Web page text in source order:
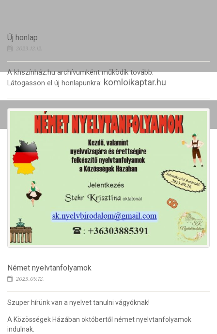
Új honlap
2023.12.12.
A khszínház.hu archívumként működik tovább.
Látogasson el új honlapunkra: komloikaptar.hu
Német nyelvtanfolyamok
2023.09.12.
Szuper hírünk van a nyelvet tanulni vágyóknak!
A Közösségek Házában októbertől német nyelvtanfolyamok
indulnak.